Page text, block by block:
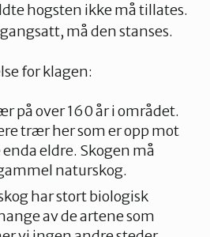
hogsten ikke må tillates.
må den stanses.
for klagen:
på over 160 år i området.
trær her som er opp mot
eldre. Skogen må
naturskog.
har stort biologisk
av de artene som